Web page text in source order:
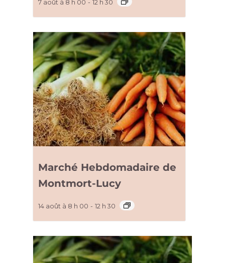
7 août à 8 h 00 - 12 h 30
Marché Hebdomadaire de
Montmort-Lucy
14 août à 8 h 00 - 12 h 30